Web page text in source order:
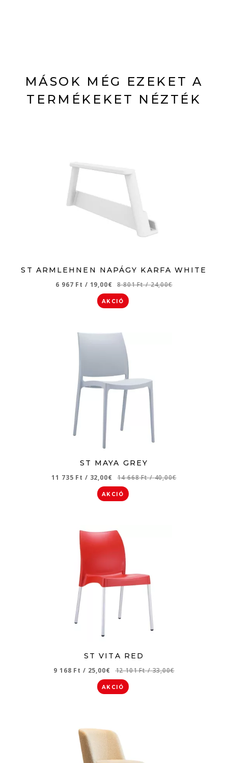
MÁSOK MÉG EZEKET A
TERMÉKEKET NÉZTÉK
ST ARMLEHNEN NAPÁGY KARFA WHITE
6 967 Ft / 19,00€ 8 801 Ft/ 24,00€
AKCIÓ
ST MAYA GREY
11 735 Ft / 32,00€ 14 668 Ft/ 40,00€
AKCIÓ
ST VITA RED
9 168 Ft / 25,00€ 12 101 Ft/ 33,00€
AKCIÓ